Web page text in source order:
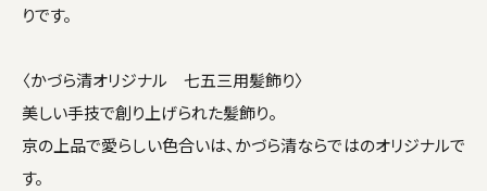
りです。
〈かづら清オリジナル 七五三用髪飾り〉
美しい手技で創り上げられた髪飾り。
京の上品で愛らしい色合いは、かづら清ならではのオリジナルで
す。